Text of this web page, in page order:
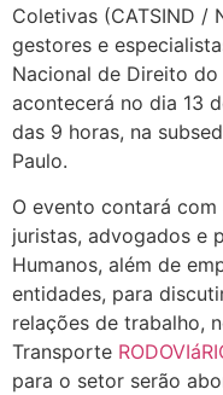
Coletivas (CATSIND /
gestores e
Nacional de Direito do
acontecerá no dia 13
das 9 horas, na
Paulo.
O evento contará
juristas, advogados e
Humanos, além de
entidades, para
relações de trabalho,
Transporte
para o setor serão